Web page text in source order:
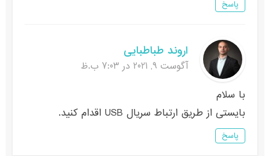
پاسخ
اروند طباطبایی
آگوست 9, 2021 در 7:03 ب.ظ
با سلام
بایستی از طریق ارتباط سریال USB اقدام کنید.
پاسخ